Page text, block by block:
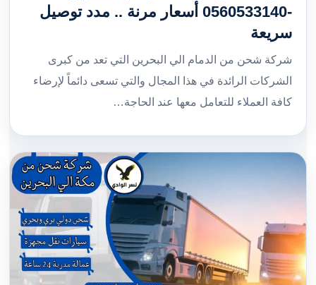
-0560533140 أسعار مرنة .. مدد توصيل
سريعة
شركة شحن من الدمام الي البحرين التي تعد من كبرى
الشركات الرائدة في هذا المجال والتي تسعى دائماً لإرضاء
كافة العملاء للتعامل معها عند الحاجة…